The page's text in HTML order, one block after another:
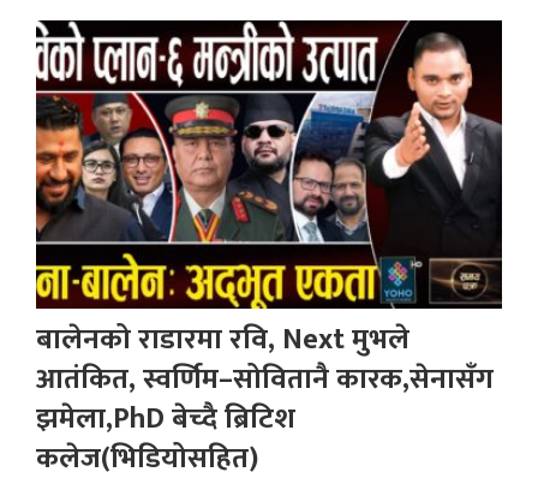
बालेनको राडारमा रवि, Next मुभले
आतंकित, स्वर्णिम–सोवितानै कारक,सेनासँग
झमेला,PhD बेच्दै ब्रिटिश
कलेज(भिडियोसहित)